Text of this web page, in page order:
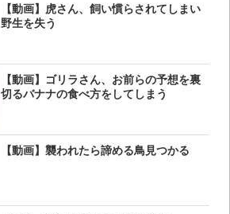
【動画】虎さん、飼い慣らされてしまい
野生を失う
【動画】ゴリラさん、お前らの予想を裏
切るバナナの食べ方をしてしまう
【動画】襲われたら諦める鳥見つかる